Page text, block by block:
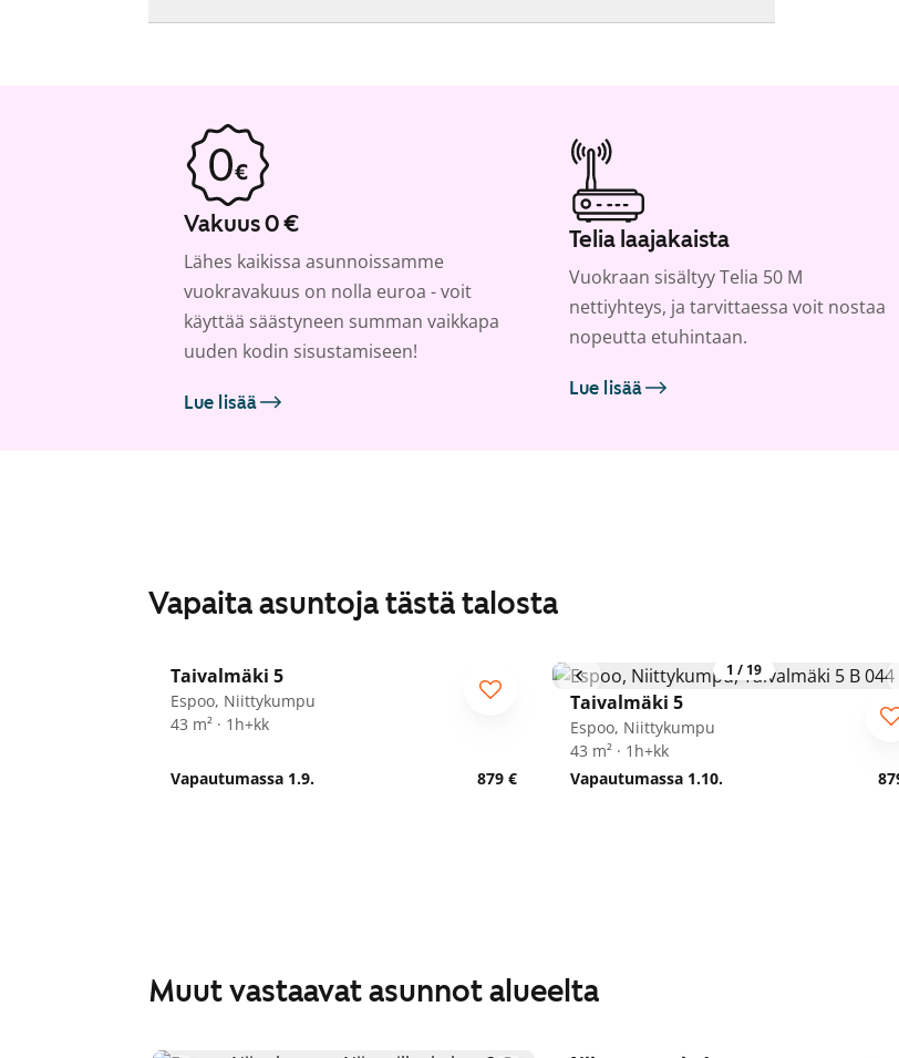
Vakuus 0 €
Lähes kaikissa asunnoissamme
vuokravakuus on nolla euroa - voit
käyttää säästyneen summan vaikkapa
uuden kodin sisustamiseen!
Lue lisää
Telia laajakaista
Vuokraan sisältyy Telia 50 M
nettiyhteys, ja tarvittaessa voit nostaa
nopeutta etuhintaan.
Lue lisää
Vapaita asuntoja tästä talosta
Taivalmäki 5
Espoo, Niittykumpu
43 m² · 1h+kk
Vapautumassa 1.9. 879 €
1 / 19
Taivalmäki 5
Espoo, Niittykumpu
43 m² · 1h+kk
Vapautumassa 1.10.
Muut vastaavat asunnot alueelta